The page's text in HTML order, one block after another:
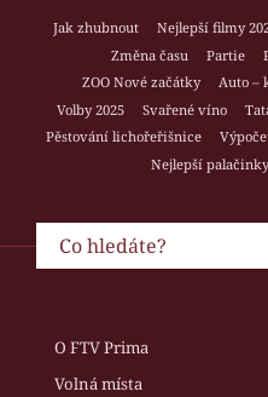
Jak zhubnout Nejlepší filmy
Změna času
Partie
ZOO Nové začátky
Auto –
Volby 2025
Svařené víno
Pěstování lichořeřišnice
Nejlepší palačinky
O FTV Prima
Volná místa